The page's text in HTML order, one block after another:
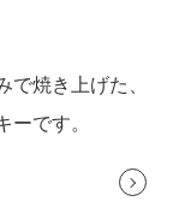
で焼き上げた、
ーです。